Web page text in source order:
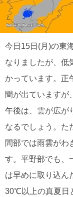
今日15日(月)の東
なりましたが、低
かっています。正
間が出ていますが
午後は、雲が広が
なるでしょう。た
間部では雨雲がわ
す。平野部でも、
は早めに取り込ん
30℃以上の真夏日